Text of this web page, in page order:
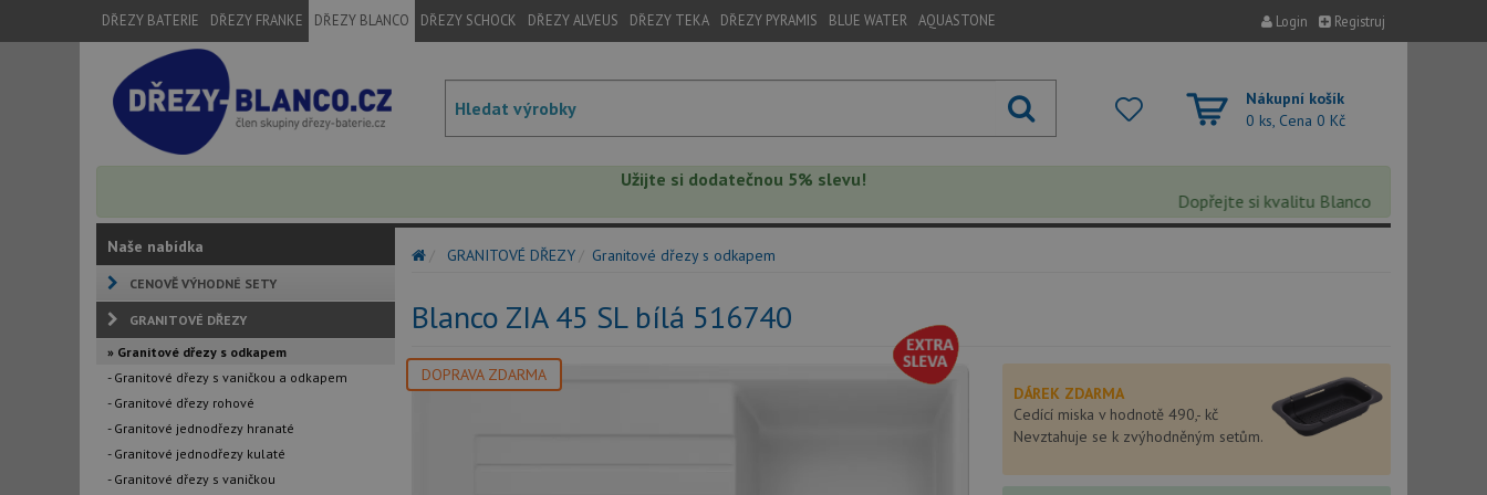
DŘEZY BATERIE DŘEZY FRANKE DŘEZY BLANCO DŘEZY SCHOCK DŘEZY ALVEUS DŘEZY TEKA DŘEZY PYRAMIS BLUE WATER AQUASTONE Login Registruj
Nákupní košík
0 ks, Cena 0 Kč
Užijte si dodatečnou 5% slevu!
Dopřejte si kvalitu Blanco s extra 5% slevou
Naše nabídka
CENOVĚ VÝHODNÉ SETY
GRANITOVÉ DŘEZY
» Granitové dřezy s odkapem
- Granitové dřezy s vaničkou a odkapem
- Granitové dřezy rohové
- Granitové jednodřezy hranaté
- Granitové jednodřezy kulaté
- Granitové dřezy s vaničkou
GRANITOVÉ DŘEZY Granitové dřezy s odkapem
Blanco ZIA 45 SL bílá 516740
DOPRAVA ZDARMA
DÁREK ZDARMA
Cedící miska v hodnotě 490,- kč
Nevztahuje se k zvýhodněným setům.